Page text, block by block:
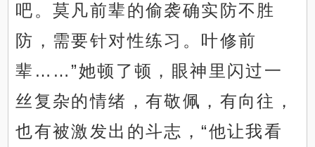
吧。莫凡前辈的偷袭确实防不胜
防，需要针对性练习。叶修前
辈……”她顿了顿，眼神里闪过一
丝复杂的情绪，有敬佩，有向往，
也有被激发出的斗志，“他让我看